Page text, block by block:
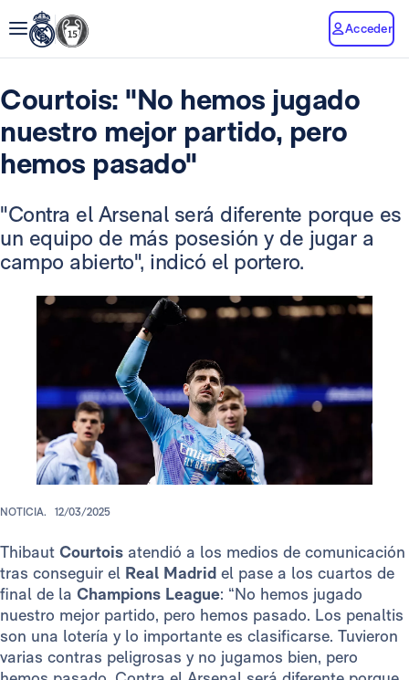
Acceder
Courtois: "No hemos jugado
nuestro mejor partido, pero
hemos pasado"
"Contra el Arsenal será diferente porque es
un equipo de más posesión y de jugar a
campo abierto", indicó el portero.
NOTICIA. 12/03/2025
Thibaut Courtois atendió a los medios de comunicación
tras conseguir el Real Madrid el pase a los cuartos de
final de la Champions League: “No hemos jugado
nuestro mejor partido, pero hemos pasado. Los penaltis
son una lotería y lo importante es clasificarse. Tuvieron
varias contras peligrosas y no jugamos bien, pero